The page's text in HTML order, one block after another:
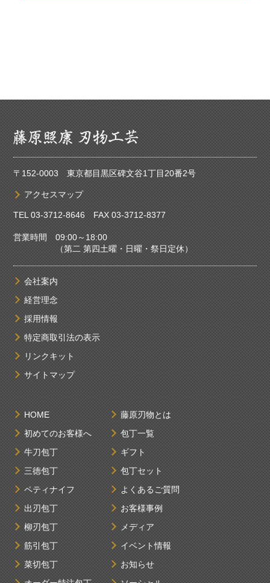
〒152-0003 東京都目黒区碑文谷1丁目20番2号
アクセスマップ
TEL03-3712-8646FAX 03-3712-8377
営業時間 09:00～18:00
（第二 第四土曜・日曜・祭日定休）
会社案内
経営理念
採用情報
特定商取引法の表示
リンクキット
サイトマップ
HOME
初めてのお客様へ
牛刀包丁
三徳包丁
ペティナイフ
出刃包丁
柳刃包丁
筋引包丁
菜切包丁
藤原刃物とは
包丁一覧
ギフト
包丁セット
よくあるご質問
お客様事例
メディア
イベント情報
お知らせ